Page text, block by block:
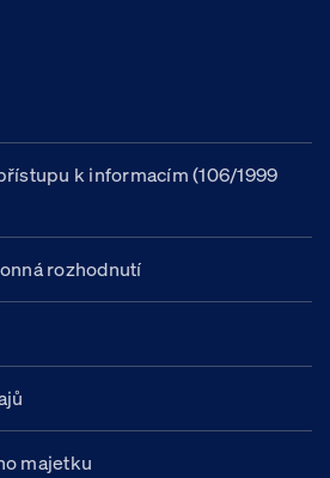
k informacím (106/1999
rozhodnutí
majetku